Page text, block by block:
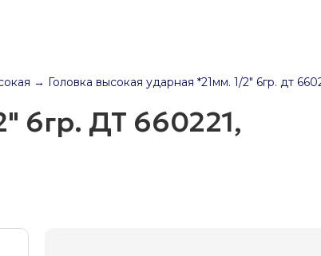
→ Головка высокая ударная *21мм. 1/2" 6гр. дт
6гр. ДТ 660221,